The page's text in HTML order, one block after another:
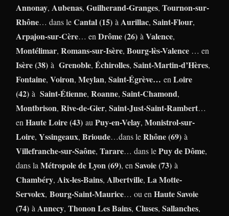
Annonay, Aubenas, Guilherand-Granges, Tournon-sur-
Rhône… dans leCantal (15) à Aurillac, Saint-Flour,
Arpajon-sur-Cère… en Drôme (26) à Valence,
Montélimar, Romans-sur-Isère, Bourg-lès-Valence … en
Isère (38) à Grenoble, Échirolles, Saint-Martin-d’Hères,
Fontaine, Voiron, Meylan, Saint-Égrève… en Loire
(42) à Saint-Étienne, Roanne, Saint-Chamond,
Montbrison, Rive-de-Gier, Saint-Just-Saint-Rambert…
en Haute Loire (43) au Puy-en-Velay, Monistrol-sur-
Loire, Yssingeaux, Brioude…dans leRhône (69) à
Villefranche-sur-Saône, Tarare… dans lePuy de Dôme,
dans la Métropole de Lyon (69), en Savoie (73) à
Chambéry, Aix-les-Bains, Albertville, La Motte-
Servolex, Bourg-Saint-Maurice… ou en Haute Savoie
(74) à Annecy, Thonon Les Bains, Cluses, Sallanches,